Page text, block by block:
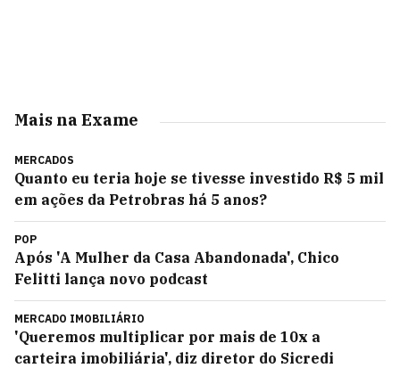
Mais na Exame
MERCADOS
Quanto eu teria hoje se tivesse investido R$ 5 mil
em ações da Petrobras há 5 anos?
POP
Após 'A Mulher da Casa Abandonada', Chico
Felitti lança novo podcast
MERCADO IMOBILIÁRIO
'Queremos multiplicar por mais de 10x a
carteira imobiliária', diz diretor do Sicredi